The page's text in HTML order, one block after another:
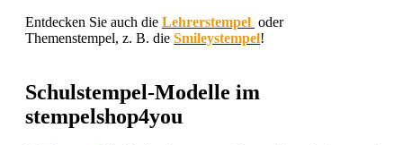
Entdecken Sie auch die Lehrerstempel oder
Themenstempel, z. B. die Smileystempel!
Schulstempel-Modelle im
stempelshop4you